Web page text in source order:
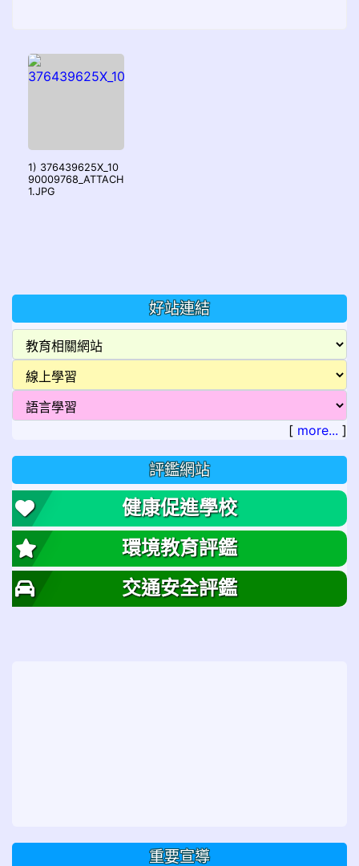
1) 376439625X_10
90009768_ATTACH
1.JPG
好站連結
[ more... ]
評鑑網站
健康促進學校
環境教育評鑑
交通安全評鑑
重要宣導